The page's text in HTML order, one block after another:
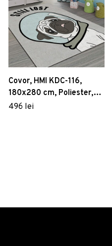
Covor, HMI KDC-116,
180x280 cm, Poliester,
Multicolor
496 lei